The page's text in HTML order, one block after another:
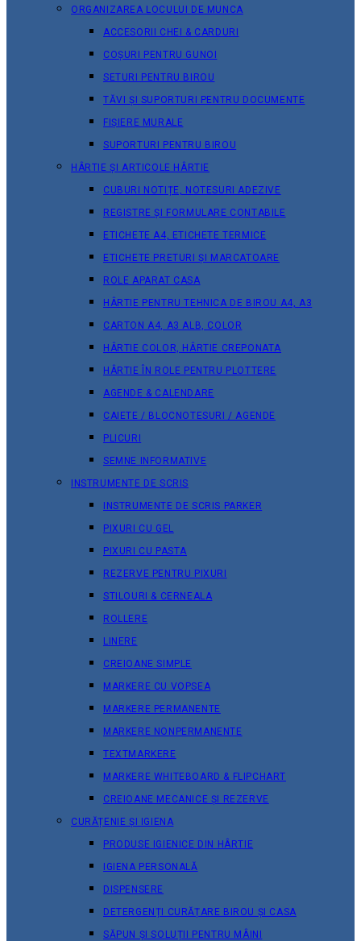
ORGANIZAREA LOCULUI DE MUNCA
ACCESORII CHEI & СARDURI
COȘURI PENTRU GUNOI
SETURI PENTRU BIROU
TĂVI ȘI SUPORTURI PENTRU DOCUMENTE
FIȘIERE MURALE
SUPORTURI PENTRU BIROU
HÂRTIE ȘI ARTICOLE HÂRTIE
CUBURI NOTIȚE, NOTESURI ADEZIVE
REGISTRE ȘI FORMULARE CONTABILE
ETICHETE A4, ETICHETE TERMICE
ETICHETE PRETURI ȘI MARCATOARE
ROLE APARAT CASA
HÂRTIE PENTRU TEHNICA DE BIROU A4, A3
CARTON A4, A3 ALB, COLOR
HÂRTIE COLOR, HÂRTIE CREPONATA
HÂRTIE ÎN ROLE PENTRU PLOTTERE
AGENDE & CALENDARE
CAIETE / BLOCNOTESURI / AGENDE
PLICURI
SEMNE INFORMATIVE
INSTRUMENTE DE SCRIS
INSTRUMENTE DE SCRIS PARKER
PIXURI CU GEL
PIXURI CU PASTA
REZERVE PENTRU PIXURI
STILOURI & СERNEALA
ROLLERE
LINERE
CREIOANE SIMPLE
MARKERE CU VOPSEA
MARKERE PERMANENTE
MARKERE NONPERMANENTE
TEXTMARKERE
MARKERE WHITEBOARD & FLIPCHART
CREIOANE MECANICE ȘI REZERVE
CURĂȚENIE ȘI IGIENA
PRODUSE IGIENICE DIN HÂRTIE
IGIENA PERSONALĂ
DISPENSERE
DETERGENȚI CURĂȚARE BIROU ȘI CASA
SĂPUN ȘI SOLUȚII PENTRU MÂINI